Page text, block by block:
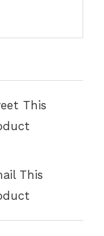
This
This